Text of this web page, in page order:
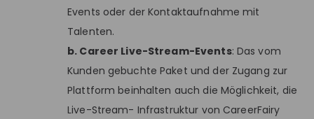
Events oder der Kontaktaufnahme mit
Talenten.
b. Career Live-Stream-Events: Das vom
Kunden gebuchte Paket und der Zugang zur
Plattform beinhalten auch die Möglichkeit, die
Live-Stream- Infrastruktur von CareerFairy